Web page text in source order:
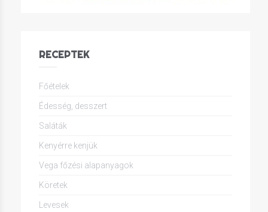
RECEPTEK
Főételek
Édesség, desszert
Saláták
Kenyérre kenjük
Vega főzési alapanyagok
Köretek
Levesek